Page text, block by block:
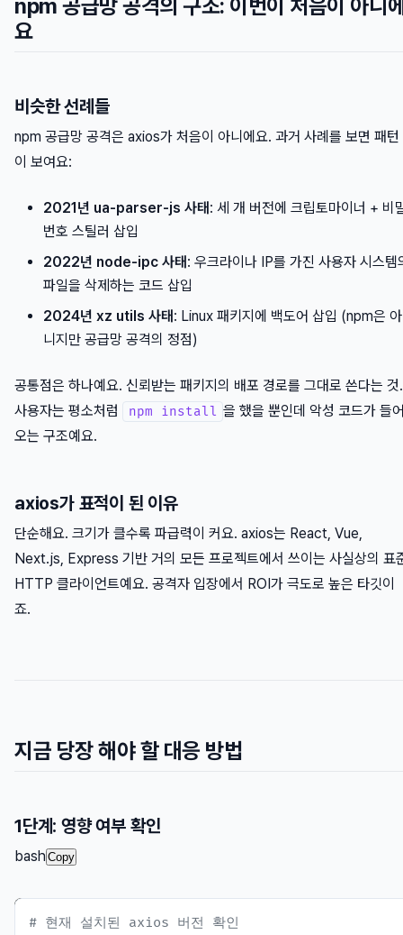
npm 공급망 공격의 구조: 이번이 처음이 아니
요
비슷한 선례들
npm 공급망 공격은 axios가 처음이 아니에요. 과거 사례를 보면 패턴
이 보여요:
2021년 ua-parser-js 사태 : 세 개 버전에 크립토마이너 + 비
번호 스틸러 삽입
2022년 node-ipc 사태 : 우크라이나 IP를 가진 사용자 시스템
파일을 삭제하는 코드 삽입
2024년 xz utils 사태 : Linux 패키지에 백도어 삽입 (npm은 아
니지만 공급망 공격의 정점)
공통점은 하나예요. 신뢰받는 패키지의 배포 경로를 그대로 쓴다는 것.
사용자는 평소처럼
npm install 을 했을 뿐인데 악성 코드가 들
오는 구조예요.
axios가 표적이 된 이유
단순해요. 크기가 클수록 파급력이 커요. axios는 React, Vue,
Next.js, Express 기반 거의 모든 프로젝트에서 쓰이는 사실상의 표
HTTP 클라이언트예요. 공격자 입장에서 ROI가 극도로 높은 타깃이
죠.
지금 당장 해야 할 대응 방법
1단계: 영향 여부 확인
bash Copy
# 현재 설치된 axios 버전 확인